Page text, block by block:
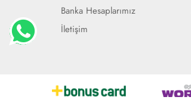
Banka Hesaplarımız
İletişim